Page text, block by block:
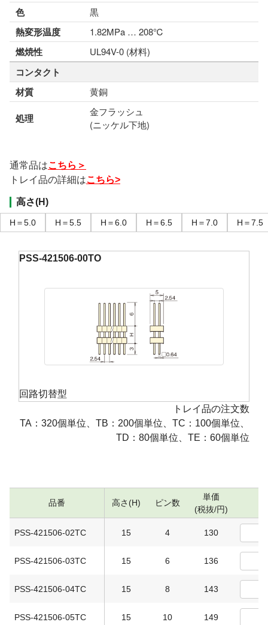
色 黒
熱変形温度 1.82MPa … 208℃
燃焼性 UL94V-0 (材料)
コンタクト
材質
黄銅
処理
金フラッシュ
(ニッケル下地)
通常品はこちら＞
トレイ品の詳細はこちら>
高さ(H)
H＝5.0 H＝5.5 H＝6.0 H＝6.5 H＝7.0 H＝7.5
PSS-421506-00TO
回路切替型
トレイ品の注文数
TA：320個単位、TB：200個単位、TC：100個単位、
TD：80個単位、TE：60個単位
品番 高さ(H) ピン数
単価
(税抜/円)
PSS-421506-02TC 15 4 130
PSS-421506-03TC 15 6 136
PSS-421506-04TC 15 8 143
PSS-421506-05TC 15 10 149